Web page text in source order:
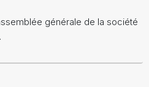
générale de la société